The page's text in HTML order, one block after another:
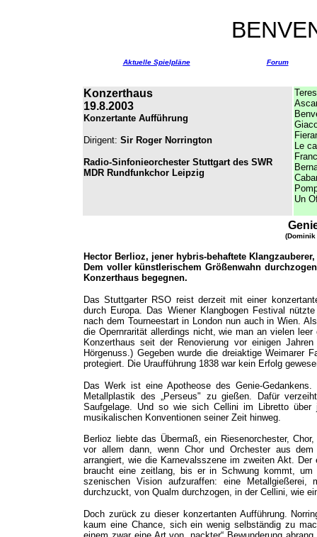
Aktuelle Spielpläne Forum
Konzerthaus
19.8.2003
Konzertante Aufführung
Dirigent: Sir Roger Norrington
Radio-Sinfonieorchester Stuttgart des SWR
MDR Rundfunkchor Leipzig
Le
Un
(Dominik
Hector Berlioz, jener hybris-behaftete
Dem voller künstlerischem Größenwahn
Konzerthaus begegnen.
Das Stuttgarter RSO reist derzeit mit einer
durch Europa. Das Wiener Klangbogen Festival
nach dem Tourneestart in London nun auch in Wien.
die Opernrarität allerdings nicht, wie man an vielen
Konzerthaus seit der Renovierung vor einigen
Hörgenuss.) Gegeben wurde die dreiaktige
protegiert. Die Uraufführung 1838 war kein Erfolg
Das Werk ist eine Apotheose des Genie-
Metallplastik des „Perseus" zu gießen. Dafür
Saufgelage. Und so wie sich Cellini im Libretto
musikalischen Konventionen seiner Zeit hinweg.
Berlioz liebte das Übermaß, ein Riesenorchester,
vor allem dann, wenn Chor und Orchester aus
arrangiert, wie die Karnevalsszene im zweiten Akt.
braucht eine zeitlang, bis er in Schwung kommt,
szenischen Vision aufzuraffen: eine Metallgießerei,
durchzuckt, von Qualm durchzogen, in der Cellini, wie
Doch zurück zu dieser konzertanten Aufführung.
kaum eine Chance, sich ein wenig selbständig zu